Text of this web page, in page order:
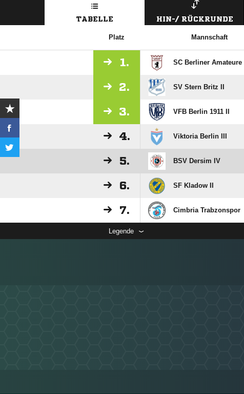
TABELLE HIN-/ RÜCKRUNDE
Platz Mannschaft
1. SC Berliner Amateure
2. SV Stern Britz II
3. VFB Berlin 1911 II
4. Viktoria Berlin III
5. BSV Dersim IV
6. SF Kladow II
7. Cimbria Trabzonspor
Legende